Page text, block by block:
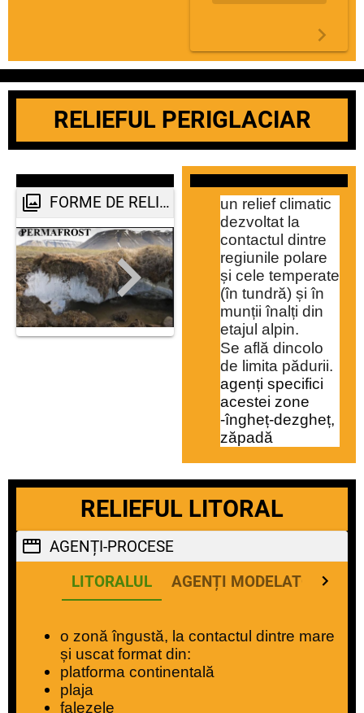
RELIEFUL PERIGLACIAR
FORME DE RELIEF PERIGLACIAR
un relief climatic
dezvoltat la
contactul dintre
regiunile polare
și cele temperate
(în tundră) și în
munții înalți din
etajul alpin.
Se află dincolo
de limita pădurii.
agenți specifici
acestei zone
-îngheț-dezgheț,
zăpadă
RELIEFUL LITORAL
AGENȚI-PROCESE
LITORALUL
AGENȚI MODELATORI
o zonă îngustă, la contactul dintre mare
și uscat format din:
platforma continentală
plaja
falezele